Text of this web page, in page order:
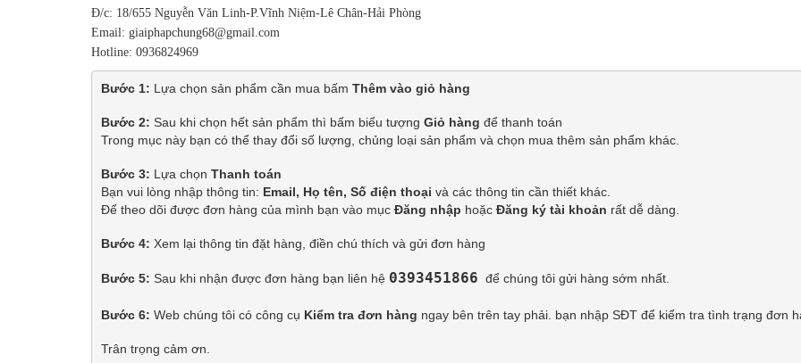
Đ/c: 18/655 Nguyễn Văn Linh-P.Vĩnh Niệm-Lê Chân-Hải Phòng
Email: giaiphapchung68@gmail.com
Hotline: 0936824969
Bước 1: Lựa chọn sản phẩm cần mua bấm Thêm vào giỏ hàng
Bước 2: Sau khi chọn hết sản phẩm thì bấm biểu tượng Giỏ hàng để thanh toán
Trong mục này bạn có thể thay đổi số lượng, chủng loại sản phẩm và chọn mua thêm sản phẩm khác.
Bước 3: Lựa chọn Thanh toán
Bạn vui lòng nhập thông tin: Email, Họ tên, Số điện thoại và các thông tin cần thiết khác.
Để theo dõi được đơn hàng của mình bạn vào mục Đăng nhập hoặc Đăng ký tài khoản rất dễ dàng.
Bước 4: Xem lại thông tin đặt hàng, điền chú thích và gửi đơn hàng
Bước 5: Sau khi nhận được đơn hàng bạn liên hệ 0393451866 để chúng tôi gửi hàng sớm nhất.
Bước 6: Web chúng tôi có công cụ Kiểm tra đơn hàng ngay bên trên tay phải. bạn nhập SĐT để kiểm tra tình trạng đơn
Trân trọng cảm ơn.